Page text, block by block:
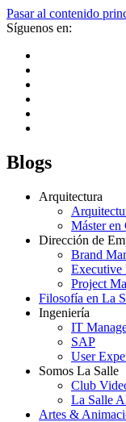
Pasar al contenido
Síguenos en:
Blogs
Arquitectura
Máster en
Dirección de
Brand
Project
Filosofía en La
Ingeniería
IT
SAP
User
Somos La Salle
Club
La Salle
Artes &